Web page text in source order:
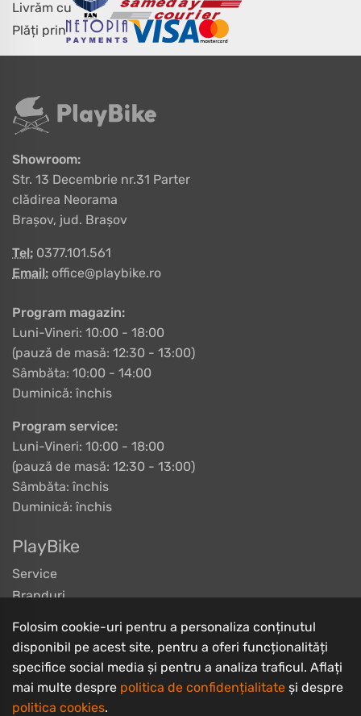
Livrăm cu
Plăți prin
Showroom:
Str. 13 Decembrie nr.31 Parter
clădirea Neorama
Brașov, jud. Brașov
Tel: 0377.101.561
Email: office@playbike.ro
Program magazin:
Luni-Vineri: 10:00 - 18:00
(pauză de masă: 12:30 - 13:00)
Sâmbăta: 10:00 - 14:00
Duminică: închis
Program service:
Luni-Vineri: 10:00 - 18:00
(pauză de masă: 12:30 - 13:00)
Sâmbăta: închis
Duminică: închis
PlayBike
Service
Branduri
Socializăm pe
Facebook
Instagram
Folosim cookie-uri pentru a personaliza conținutul
disponibil pe acest site, pentru a oferi funcționalități
specifice social media și pentru a analiza traficul. Aflați
mai multe despre politica de confidențialitate și despre
politica cookies.